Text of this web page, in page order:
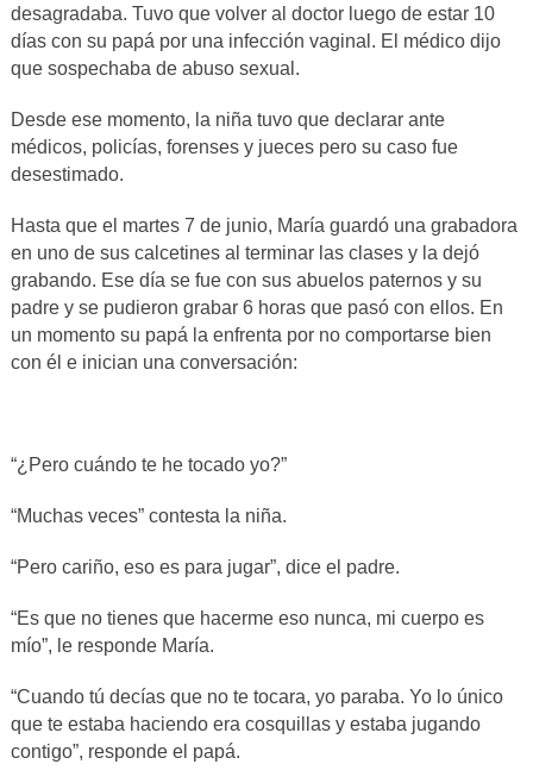
desagradaba. Tuvo que volver al doctor luego de estar 10
días con su papá por una infección vaginal. El médico dijo
que sospechaba de abuso sexual.
Desde ese momento, la niña tuvo que declarar ante
médicos, policías, forenses y jueces pero su caso fue
desestimado.
Hasta que el martes 7 de junio, María guardó una grabadora
en uno de sus calcetines al terminar las clases y la dejó
grabando. Ese día se fue con sus abuelos paternos y su
padre y se pudieron grabar 6 horas que pasó con ellos. En
un momento su papá la enfrenta por no comportarse bien
con él e inician una conversación:
“¿Pero cuándo te he tocado yo?”
“Muchas veces” contesta la niña.
“Pero cariño, eso es para jugar”, dice el padre.
“Es que no tienes que hacerme eso nunca, mi cuerpo es
mío”, le responde María.
“Cuando tú decías que no te tocara, yo paraba. Yo lo único
que te estaba haciendo era cosquillas y estaba jugando
contigo”, responde el papá.